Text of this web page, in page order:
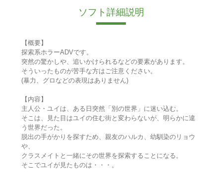
ソフト詳細説明
【概要】
探索系ホラーADVです。
突然の驚かしや、追いかけられるなどの要素があります。
そういったものが苦手な方はご注意ください。
(暴力、グロなどの表現はありません)
【内容】
主人公・ユイは、ある日突然「別の世界」に迷い込む。
そこは、見た目はユイの住む街と変わらないが、明らかに違
う世界だった。
脱出の手がかりを探すため、親友のハルカ、幼馴染のリョウ
や、
クラスメイトと一緒にその世界を探索することになる。
そこでユイが見たものは・・・。